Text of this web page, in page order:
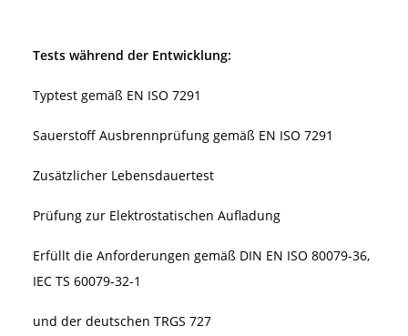
Tests während der Entwicklung:
Typtest gemäß EN ISO 7291
Sauerstoff Ausbrennprüfung gemäß EN ISO 7291
Zusätzlicher Lebensdauertest
Prüfung zur Elektrostatischen Aufladung
Erfüllt die Anforderungen gemäß DIN EN ISO 80079-36,
IEC TS 60079-32-1
und der deutschen TRGS 727